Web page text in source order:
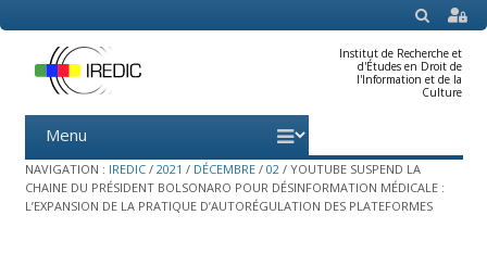
SEARCH
Institut de Recherche et
d'Études en Droit de
l'Information et de la
Culture
Menu
content
NAVIGATION : IREDIC / 2021 / DÉCEMBRE / 02 / YOUTUBE SUSPEND LA
CHAINE DU PRÉSIDENT BOLSONARO POUR DÉSINFORMATION MÉDICALE :
L’EXPANSION DE LA PRATIQUE D’AUTORÉGULATION DES PLATEFORMES